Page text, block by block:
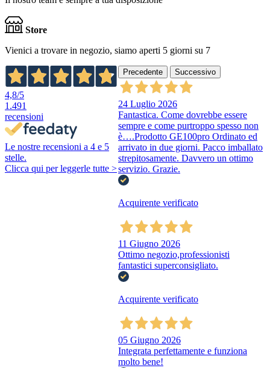
Store
Vienici a trovare in negozio, siamo aperti 5 giorni su 7
4,8/5
1.491
recensioni
Le nostre recensioni a 4 e 5
stelle.
Clicca qui per leggerle tutte >
Precedente Successivo
24 Luglio 2026
Fantastica. Come dovrebbe essere
sempre e come purtroppo spesso non
è….Prodotto GE100pro Ordinato ed
arrivato in due giorni. Pacco imballato
strepitosamente. Davvero un ottimo
servizio. Grazie.
Acquirente verificato
11 Giugno 2026
Ottimo negozio,professionisti
fantastici superconsigliato.
Acquirente verificato
05 Giugno 2026
Integrata perfettamente e funziona
molto bene!